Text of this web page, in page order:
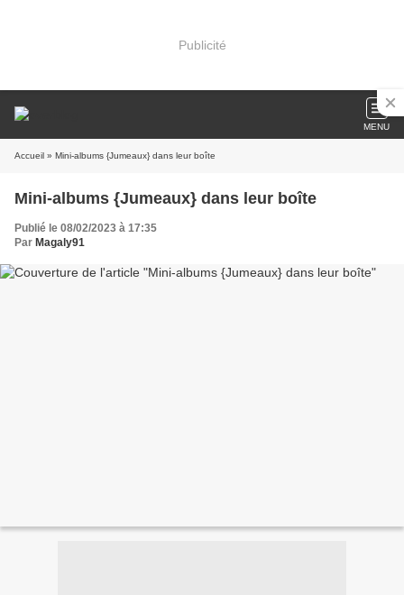
Publicité
MENU
Accueil » Mini-albums {Jumeaux} dans leur boîte
Mini-albums {Jumeaux} dans leur boîte
Publié le 08/02/2023 à 17:35
Par Magaly91